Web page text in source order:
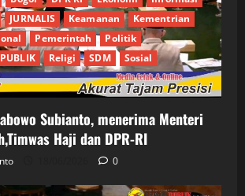
JURNALIS Keamanan
Kementrian
Pemerintah
Politik
PUBLIK Religi SDM
Sosial
Subianto, menerima Menteri
Haji dan DPR-RI
0